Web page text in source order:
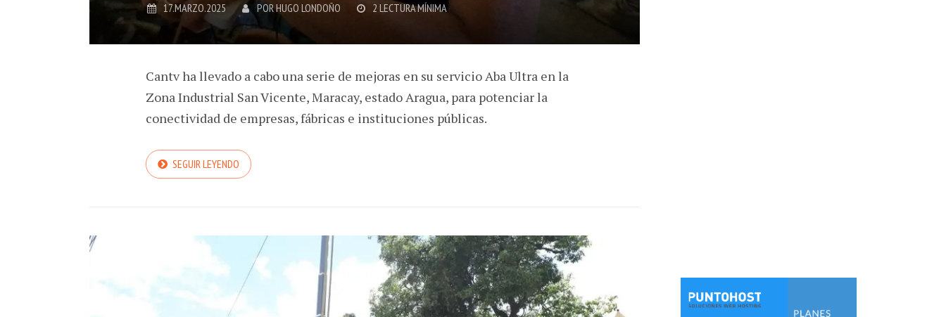
17.MARZO.2025 PORHUGO LONDOÑO 2 LECTURA MÍNIMA
Cantv ha llevado a cabo una serie de mejoras en su servicio Aba Ultra en la
Zona Industrial San Vicente, Maracay, estado Aragua, para potenciar la
conectividad de empresas, fábricas e instituciones públicas.
SEGUIR LEYENDO